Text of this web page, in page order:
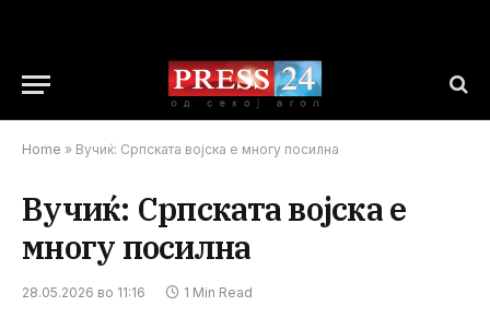
Home » Вучиќ: Српската војска е многу посилна
Вучиќ: Српската војска е
многу посилна
28.05.2026 во 11:16 1 Min Read